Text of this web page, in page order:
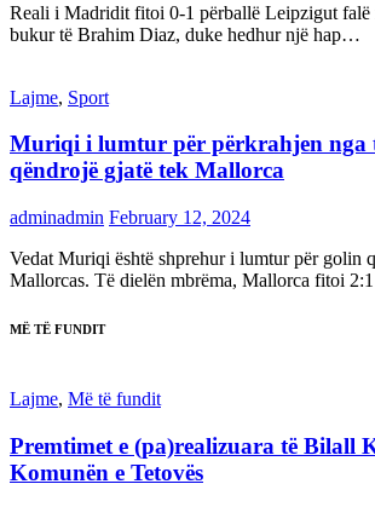
Reali i Madridit fitoi 0-1 përballë Leipzigut falë
bukur të Brahim Diaz, duke hedhur një hap…
Lajme, Sport
Muriqi i lumtur për përkrahjen nga
qëndrojë gjatë tek Mallorca
adminadmin February 12, 2024
Vedat Muriqi është shprehur i lumtur për golin
Mallorcas. Të dielën mbrëma, Mallorca fitoi
MË TË FUNDIT
Lajme, Më të fundit
Premtimet e (pa)realizuara të Bilall
Komunën e Tetovës